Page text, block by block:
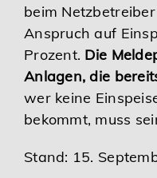
beim
Anspruch auf
Prozent. Die
Anlagen, die
wer keine
bekommt, muss
Stand: 15.